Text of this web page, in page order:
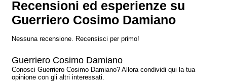
Recensioni ed esperienze su
Guerriero Cosimo Damiano
Nessuna recensione. Recensisci per primo!
Guerriero Cosimo Damiano
Conosci Guerriero Cosimo Damiano? Allora condividi qui la tua
opinione con gli altri interessati.